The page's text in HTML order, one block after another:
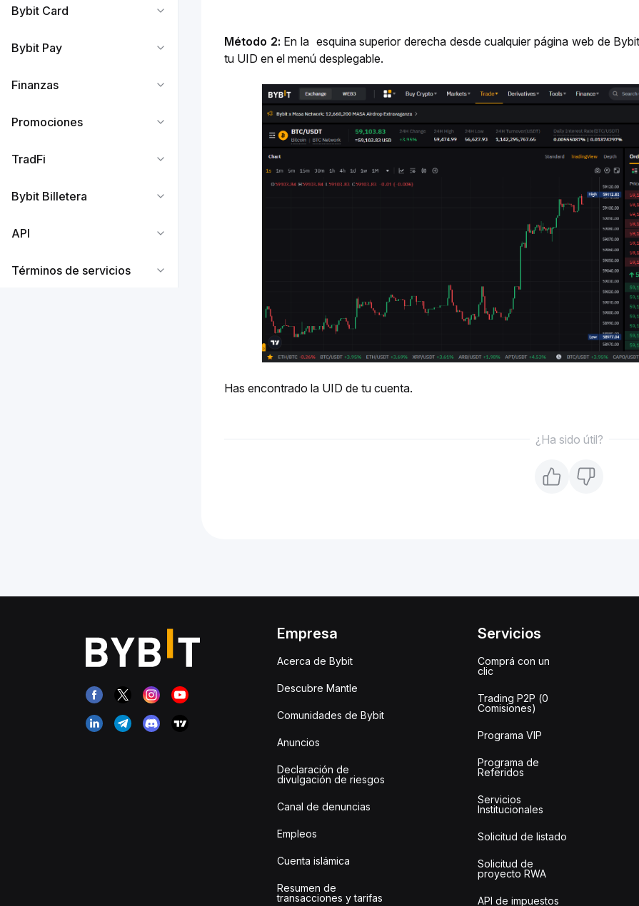
Bybit Card
Bybit Pay
Finanzas
Promociones
TradFi
Bybit Billetera
API
Términos de servicios
Método 2: En la esquina superior derecha desde cualquier página web de
tu UID en el menú desplegable.
Has encontrado la UID de tu cuenta.
¿Ha sido útil?
Empresa
Acerca de Bybit
Descubre Mantle
Comunidades de Bybit
Anuncios
Declaración de
divulgación de riesgos
Canal de denuncias
Empleos
Cuenta islámica
Resumen de
transacciones y tarifas
Servicios
Comprá con un
clic
Trading P2P (0
Comisiones)
Programa VIP
Programa de
Referidos
Servicios
Institucionales
Solicitud de listado
Solicitud de
proyecto RWA
API de impuestos